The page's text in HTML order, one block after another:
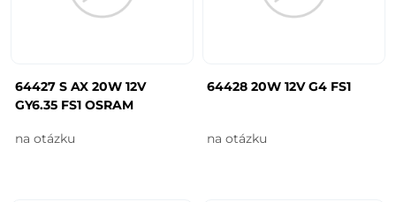
64427 S AX 20W 12V
GY6.35 FS1 OSRAM
na otázku
64428 20W 12V G4 FS1
na otázku